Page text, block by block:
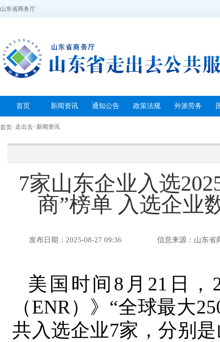
山东省商务厅
首页 新闻资讯 通知公告 政策法规 外派劳务
首页>走出去>新闻资讯
7家山东企业入选
商”榜单 入选企业
发布日期：2025-08-27 09:36 信息来源：山东省
美国时间8月21日，
（ENR）》“全球最大
共入选企业7家，分别